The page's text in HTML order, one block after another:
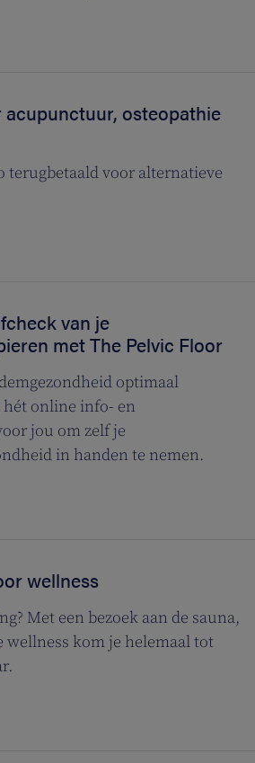
acupunctuur, osteopathie
terugbetaald voor alternatieve
van je
met The Pelvic Floor
optimaal
hét online info- en
jou om zelf je
in handen te nemen.
wellness
Met een bezoek aan de sauna,
wellness kom je helemaal tot